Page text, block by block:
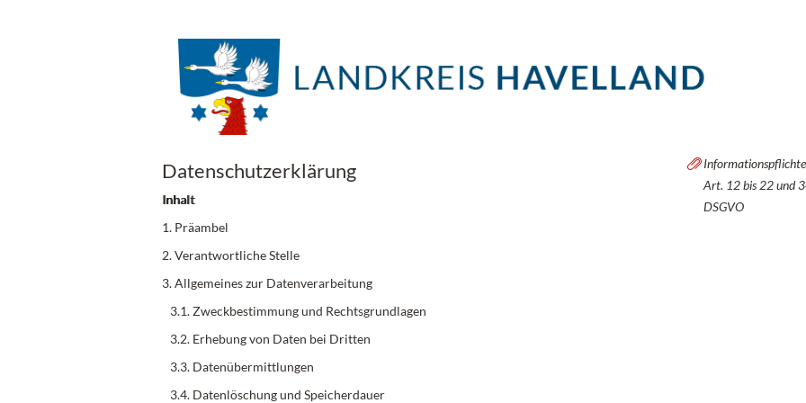
Datenschutzerklärung
Inhalt
1. Präambel
2. Verantwortliche Stelle
3. Allgemeines zur Datenverarbeitung
3.1. Zweckbestimmung und Rechtsgrundlagen
3.2. Erhebung von Daten bei Dritten
3.3. Datenübermittlungen
3.4. Datenlöschung und Speicherdauer
Art. 12 bis 22 und
DSGVO